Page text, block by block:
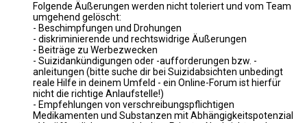
Folgende Äußerungen werden nicht toleriert und vom Team
umgehend gelöscht:
- Beschimpfungen und Drohungen
- diskriminierende und rechtswidrige Äußerungen
- Beiträge zu Werbezwecken
- Suizidankündigungen oder -aufforderungen bzw. -
anleitungen (bitte suche dir bei Suizidabsichten unbedingt
reale Hilfe in deinem Umfeld - ein Online-Forum ist hierfür
nicht die richtige Anlaufstelle!)
- Empfehlungen von verschreibungspflichtigen
Medikamenten und Substanzen mit Abhängigkeitspotenzial